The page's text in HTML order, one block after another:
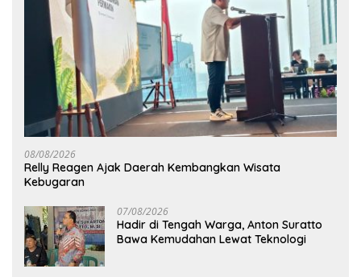
08/08/2026
Relly Reagen Ajak Daerah Kembangkan Wisata
Kebugaran
07/08/2026
Hadir di Tengah Warga, Anton Suratto
Bawa Kemudahan Lewat Teknologi